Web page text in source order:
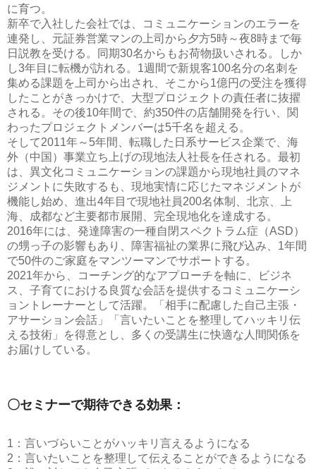
に育つ。
新卒で入社した会社では、コミュニケーションのエラーを
連発し、元証券営業マンの上司から夕方5時～夜8時まで毎
日説教を受ける。同期30名からもお荷物扱いされる。しか
し3年目に転機が訪れる。1週間で新規客100名分の名刺を
集める課題を上司から出され、そこから1億円の受注を獲得
したことがきっかけで、大型プロジェクトの責任者に抜擢
される。その後10年間で、約350件の店舗開発を行い、関
わったプロジェクトメンバーは5千名を超える。
そして2011年～5年間、転職した日系サービス企業で、海
外（中国）事業立ち上げの現地法人社長を任される。最初
は、異文化コミュニケーションの課題から現地社員のマネ
ジメントに失敗するも、現地実情に応じたマネジメントが
機能し始め、進出4年目で現地社員200名体制、北京、上
海、成都など主要都市展開、完全現地化を達成する。
2016年には、発達障害の一種自閉スペクトラム症（ASD）
の甥っ子の影響もあり、障害福祉の業界に飛び込み、1年間
で50件のご家庭をマンツーマンでサポートする。
2021年から、コーチング的なアプローチを軸に、ビジネ
ス、子育てにおける良質な会話を提供するコミュニケーシ
ョントレーナーとして活躍。「相手に配慮した自己主張・
アサーション会話」「言いたいことを整理してハッキリ伝
える技術」を得意とし、多くの受講生に快適な人間関係を
お届けしている。
〇セミナーで期待できる効果：
1：言いづらいことがハッキリ言えるようになる
2：言いたいことを整理して伝えることができるようになる